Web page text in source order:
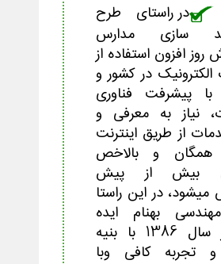
در راستای طرح
سازی مدارس
افزون استفاده از
در کشور و
پیشرفت فناوری
نیاز به معرفی و
از طریق اینترنت
و بالاخص
بیش از پیش
در این راستا
بهنام ایده
گستردر سال 1386 با بنیه
تجربه کافی وبا